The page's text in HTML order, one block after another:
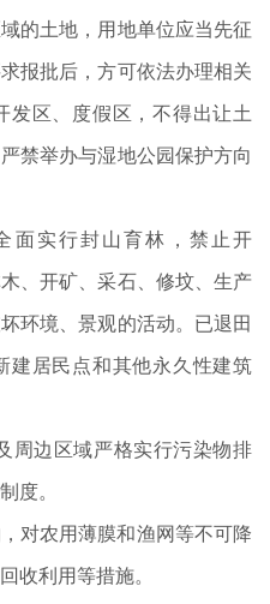
的土地，用地单位应当先征
报批后，方可依法办理相关
发区、度假区，不得出让土
禁举办与湿地公园保护方向
面实行封山育林，禁止开
、开矿、采石、修坟、生产
环境、景观的活动。已退田
建居民点和其他永久性建筑
周边区域严格实行污染物排
度。
对农用薄膜和渔网等不可降
收利用等措施。